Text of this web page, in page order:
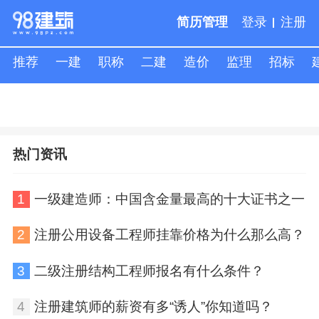
简历管理 登录 注册
推荐 一建 职称 二建 造价 监理 招标
热门资讯
1 一级建造师：中国含金量最高的十大证书之一
2 注册公用设备工程师挂靠价格为什么那么高？
3 二级注册结构工程师报名有什么条件？
4 注册建筑师的薪资有多“诱人”你知道吗？